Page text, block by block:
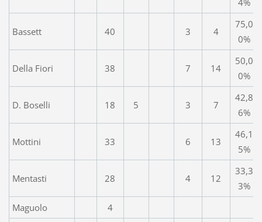
Bassett 40 3 4
75,0
0%
Della Fiori 38 7 14
50,0
0%
D. Boselli 18 5 3 7
42,8
6%
Mottini 33 6 13
46,1
5%
Mentasti 28 4 12
33,3
3%
Maguolo
4